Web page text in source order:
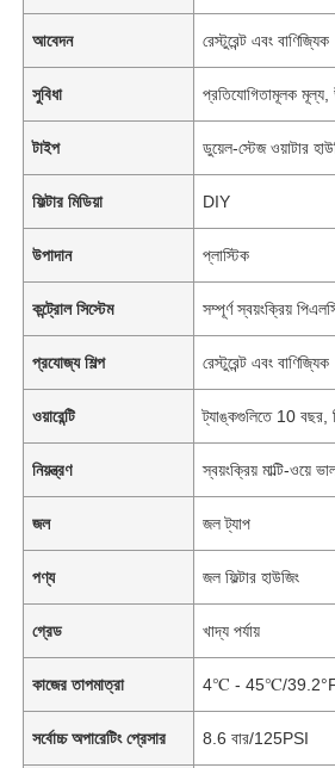
আবেদন রেস্টুরেন্ট এবং বাণিজ্যিক
সুবিধা প্রতিযোগিতামূলক মূল্য,
টাইপ ডুয়েল-স্টেজ ওয়াটার
ফিল্টার মিডিয়া DIY
উপাদান প্লাস্টিক
কন্ট্রোল সিস্টেম সম্পূর্ণ স্বয়ংক্রিয়
প্রযোজ্য শিল্প রেস্টুরেন্ট এবং বাণিজ্যিক
ওয়ারেন্টি ট্যাঙ্কগুলিতে 10 বছর,
নিয়ন্ত্রণ স্বয়ংক্রিয় মাল্টি-ওয়ে
জল জল ট্যাপ
পণ্য জল ফিল্টার হাউজিং
গ্রেড খাদ্য পর্যায়
কাজের তাপমাত্রা 4℃ - 45℃/
সর্বোচ্চ অপারেটিং প্রেসার 8.6 বার/125PSI